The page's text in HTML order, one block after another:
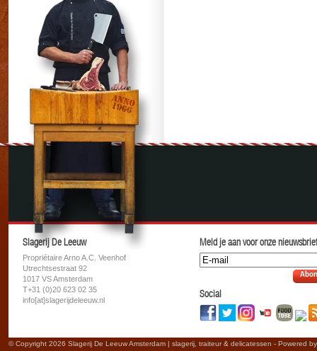
Slagerij De Leeuw
Propriétaire Arno A.C. Veenhof
Utrechtsestraat 92
1017 VS Amsterdam
T+31 (0)20 623 02 35
info[at]slagerijdeleeuw.nl
Meld je aan voor onze
Social
© Copyright 2026 Slagerij De Leeuw Amsterdam | slagerij, traiteur & delicatessen - Powered